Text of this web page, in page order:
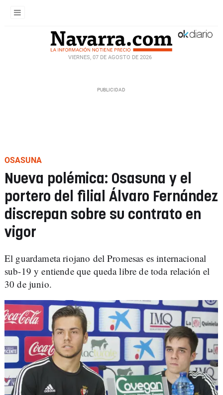
VIERNES, 07 DE AGOSTO DE 2026
OSASUNA
Nueva polémica: Osasuna y el
portero del filial Álvaro Fernández
discrepan sobre su contrato en
vigor
El guardameta riojano del Promesas es internacional
sub-19 y entiende que queda libre de toda relación el
30 de junio.